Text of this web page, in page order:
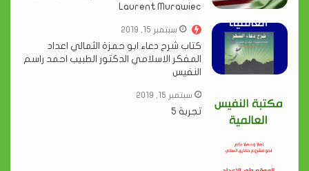
Laurent Murawiec
سبتمبر 15, 2019
كتاب شرح دعاء ابو حمزة الثمالي اعداد
المفكر الاسلامي الدكتور الطبيب احمد راسم
النفيس
سبتمبر 15, 2019
تجربة 5